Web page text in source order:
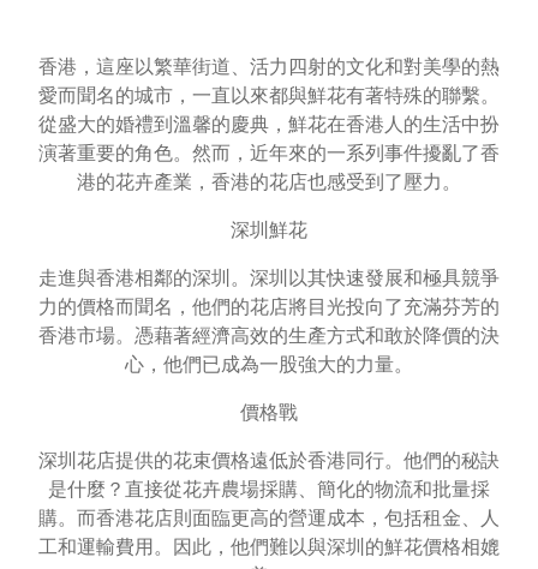
香港，這座以繁華街道、活力四射的文化和對美學的熱
愛而聞名的城市，一直以來都與鮮花有著特殊的聯繫。
從盛大的婚禮到溫馨的慶典，鮮花在香港人的生活中扮
演著重要的角色。然而，近年來的一系列事件擾亂了香
港的花卉產業，香港的花店也感受到了壓力。
深圳鮮花
走進與香港相鄰的深圳。深圳以其快速發展和極具競爭
力的價格而聞名，他們的花店將目光投向了充滿芬芳的
香港市場。憑藉著經濟高效的生產方式和敢於降價的決
心，他們已成為一股強大的力量。
價格戰
深圳花店提供的花束價格遠低於香港同行。他們的秘訣
是什麼？直接從花卉農場採購、簡化的物流和批量採
購。而香港花店則面臨更高的營運成本，包括租金、人
工和運輸費用。因此，他們難以與深圳的鮮花價格相媲